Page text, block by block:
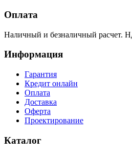
Оплата
Наличный и безналичный расчет.
Информация
Гарантия
Кредит онлайн
Оплата
Доставка
Оферта
Проектирование
Каталог